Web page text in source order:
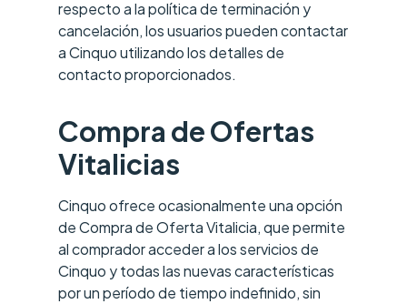
respecto a la política de terminación y
cancelación, los usuarios pueden contactar
a Cinquo utilizando los detalles de
contacto proporcionados.
Compra de Ofertas
Vitalicias
Cinquo ofrece ocasionalmente una opción
de Compra de Oferta Vitalicia, que permite
al comprador acceder a los servicios de
Cinquo y todas las nuevas características
por un período de tiempo indefinido, sin